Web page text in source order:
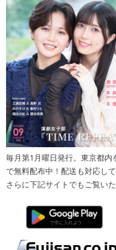
毎月第1月曜日発行。東京都内
で無料配布中！配送も対応して
さらに下記サイトでもご覧い